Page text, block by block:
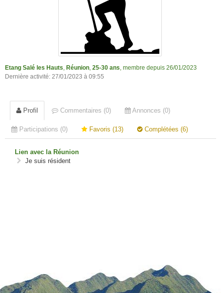
Etang Salé les Hauts Réunion 25-30 ans , membre depuis 26/01/2023
Dernière activité: 27/01/2023 à 09:55
Profil Commentaires (0) Annonces (0)
Participations (0) Favoris (13) Complétées (6)
Lien avec la Réunion
Je suis résident